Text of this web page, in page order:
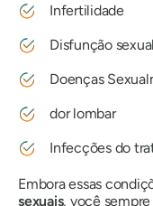
Infertilidade
Disfunção sexual
Doenças
dor lombar
Infecções do
Embora essas
sexuais, você